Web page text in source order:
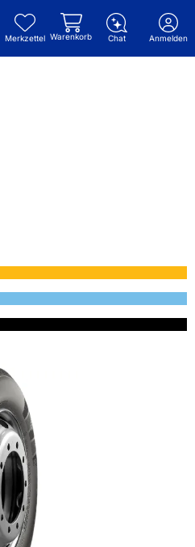
Merkzettel Warenkorb Chat Anmelden